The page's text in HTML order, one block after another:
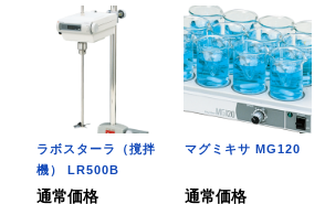
ラボスターラ（撹拌
機） LR500B
通常価格
マグミキサ MG120
通常価格